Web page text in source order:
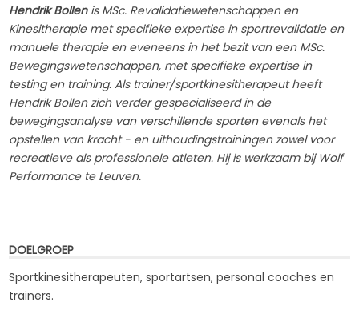
Hendrik Bollenis MSc. Revalidatiewetenschappen en
Kinesitherapie met specifieke expertise in sportrevalidatie en
manuele therapie en eveneens in het bezit van een MSc.
Bewegingswetenschappen, met specifieke expertise in
testing en training. Als trainer/sportkinesitherapeut heeft
Hendrik Bollen zich verder gespecialiseerd in de
bewegingsanalyse van verschillende sporten evenals het
opstellen van kracht - en uithoudingstrainingen zowel voor
recreatieve als professionele atleten. Hij is werkzaam bij Wolf
Performance te Leuven.
DOELGROEP
Sportkinesitherapeuten, sportartsen, personal coaches en
trainers.